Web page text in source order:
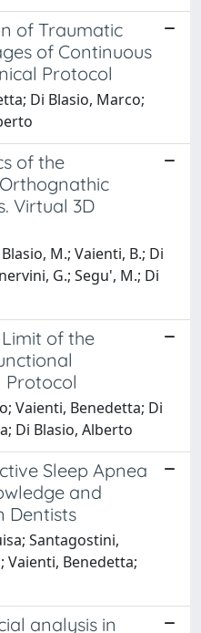
of Traumatic
of Continuous
Protocol
Di Blasio, Marco;
of the
Virtual 3D
M.; Vaienti, B.; Di
G.; Segu', M.; Di
of the
Protocol
Vaienti, Benedetta; Di
Di Blasio, Alberto
Sleep Apnea
and
Dentists
Santagostini,
Vaienti, Benedetta;
analysis in